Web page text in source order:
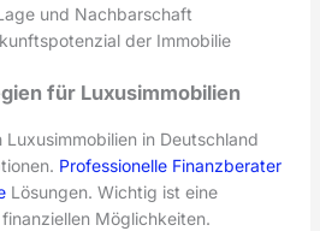
und Nachbarschaft
der Immobilie
für Luxusimmobilien
in Deutschland
Professionelle Finanzberater
Lösungen. Wichtig ist eine
Möglichkeiten.